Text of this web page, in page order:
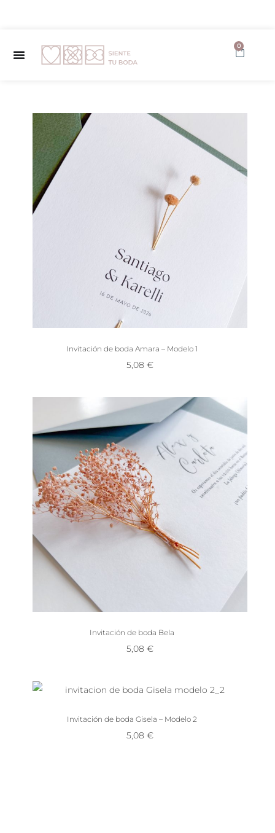
0
Invitación de boda Amara – Modelo 1
5,08 €
Invitación de boda Bela
5,08 €
Invitación de boda Gisela – Modelo 2
5,08 €